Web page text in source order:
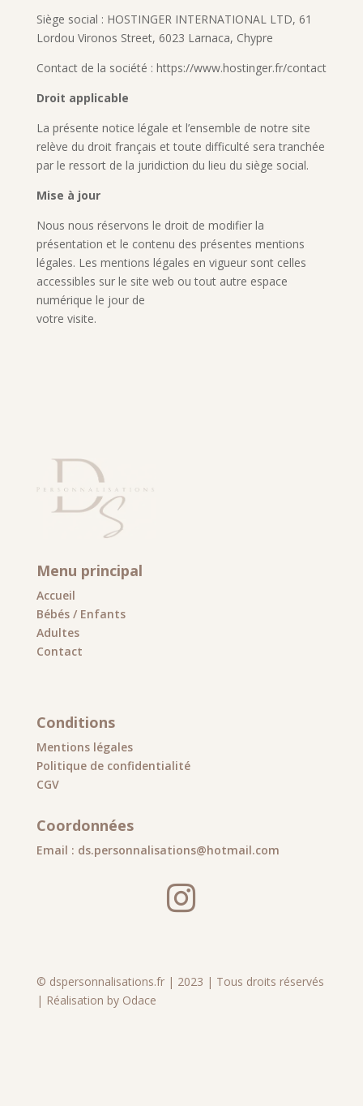
Siège social : HOSTINGER INTERNATIONAL LTD, 61
Lordou Vironos Street, 6023 Larnaca, Chypre
Contact de la société : https://www.hostinger.fr/contact
Droit applicable
La présente notice légale et l’ensemble de notre site
relève du droit français et toute difficulté sera tranchée
par le ressort de la juridiction du lieu du siège social.
Mise à jour
Nous nous réservons le droit de modifier la
présentation et le contenu des présentes mentions
légales. Les mentions légales en vigueur sont celles
accessibles sur le site web ou tout autre espace
numérique le jour de
votre visite.
Menu principal
Accueil
Bébés / Enfants
Adultes
Contact
Conditions
Mentions légales
Politique de confidentialité
CGV
Coordonnées
Email : ds.personnalisations@hotmail.com

© dspersonnalisations.fr | 2023 | Tous droits réservés
| Réalisation by Odace